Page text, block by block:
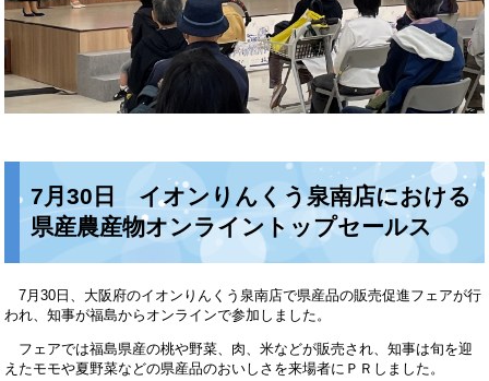
7月30日 イオンりんくう泉南店における
県産農産物オンライントップセールス
7月30日、大阪府のイオンりんくう泉南店で県産品の販売促進フェアが行
われ、知事が福島からオンラインで参加しました。
フェアでは福島県産の桃や野菜、肉、米などが販売され、知事は旬を迎
えたモモや夏野菜などの県産品のおいしさを来場者にＰＲしました。